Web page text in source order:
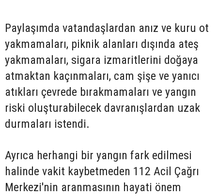
Paylaşımda vatandaşlardan anız ve kuru ot
yakmamaları, piknik alanları dışında ateş
yakmamaları, sigara izmaritlerini doğaya
atmaktan kaçınmaları, cam şişe ve yanıcı
atıkları çevrede bırakmamaları ve yangın
riski oluşturabilecek davranışlardan uzak
durmaları istendi.
Ayrıca herhangi bir yangın fark edilmesi
halinde vakit kaybetmeden 112 Acil Çağrı
Merkezi'nin aranmasının hayati önem